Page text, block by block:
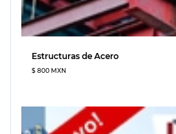
Estructuras de Acero
$ 800 MXN